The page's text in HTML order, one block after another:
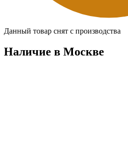
Данный товар снят с производства
Наличие в Москвe